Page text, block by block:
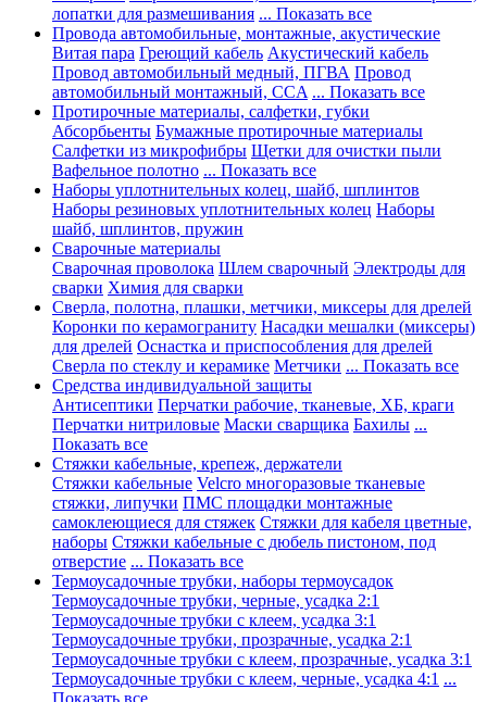
лопатки для размешивания ... Показать все
Провода автомобильные, монтажные, акустические
Витая пара Греющий кабель Акустический кабель
Провод автомобильный медный, ПГВА Провод
автомобильный монтажный, CCA ... Показать все
Протирочные материалы, салфетки, губки
Абсорбьенты Бумажные протирочные материалы
Салфетки из микрофибры Щетки для очистки пыли
Вафельное полотно ... Показать все
Наборы уплотнительных колец, шайб, шплинтов
Наборы резиновых уплотнительных колец Наборы
шайб, шплинтов, пружин
Сварочные материалы
Сварочная проволока Шлем сварочный Электроды для
сварки Химия для сварки
Сверла, полотна, плашки, метчики, миксеры для дрелей
Коронки по керамограниту Насадки мешалки (миксеры)
для дрелей Оснастка и приспособления для дрелей
Сверла по стеклу и керамике Метчики ... Показать все
Средства индивидуальной защиты
Антисептики Перчатки рабочие, тканевые, ХБ, краги
Перчатки нитриловые Маски сварщика Бахилы ...
Показать все
Стяжки кабельные, крепеж, держатели
Стяжки кабельные Velcro многоразовые тканевые
стяжки, липучки ПМС площадки монтажные
самоклеющиеся для стяжек Стяжки для кабеля цветные,
наборы Стяжки кабельные с дюбель пистоном, под
отверстие ... Показать все
Термоусадочные трубки, наборы термоусадок
Термоусадочные трубки, черные, усадка 2:1
Термоусадочные трубки с клеем, усадка 3:1
Термоусадочные трубки, прозрачные, усадка 2:1
Термоусадочные трубки с клеем, прозрачные, усадка 3:1
Термоусадочные трубки с клеем, черные, усадка 4:1 ...
Показать все